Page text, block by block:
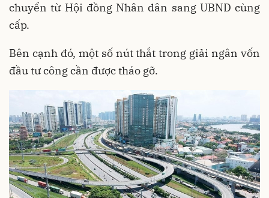
chuyển từ Hội đồng Nhân dân sang UBND cùng
cấp.
Bên cạnh đó, một số nút thắt trong giải ngân vốn
đầu tư công cần được tháo gỡ.